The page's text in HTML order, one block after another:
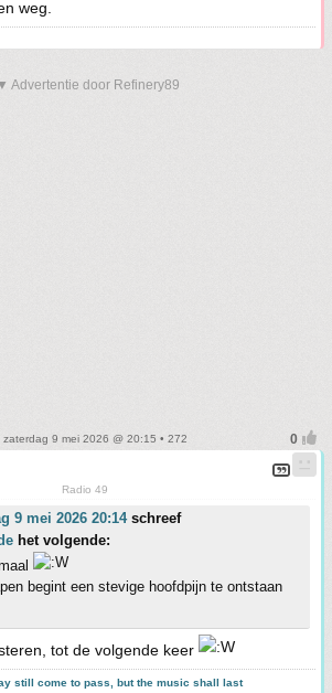
weg.
Advertentie door Refinery89
zaterdag 9 mei 2026 @ 20:15 • 272
Radio 49
9 mei 2026 20:14schreef
het volgende:
begint een stevige hoofdpijn te ontstaan
tot de volgende keer
still come to pass, but the music shall last